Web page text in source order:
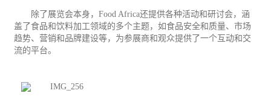
除了展览会本身， Food Africa还提供各种活动和研讨会，涵
盖了食品和饮料加工领域的多个主题，如食品安全和质量、市场
趋势、营销和品牌建设等，为参展商和观众提供了一个互动和交
流的平台。